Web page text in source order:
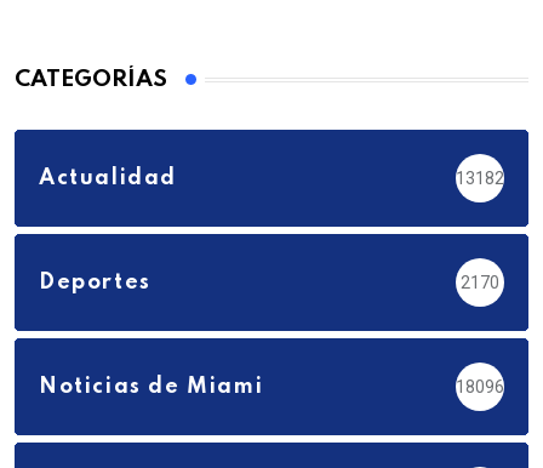
CATEGORÍAS
Actualidad 13182
Deportes 2170
Noticias de Miami 18096